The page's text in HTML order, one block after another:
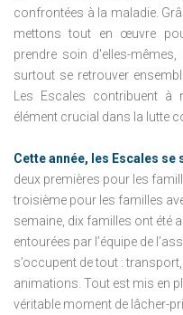
confrontées à la maladie.
mettons tout en œuvre
prendre soin d'elles-
surtout se retrouver
Les Escales contribuent
élément crucial dans la lutte
Cette année, les Escales
deux premières pour les
troisième pour les familles
semaine, dix familles ont été
entourées par l’équipe de
s’occupent de tout :
animations. Tout est mis en
véritable moment de lâcher-